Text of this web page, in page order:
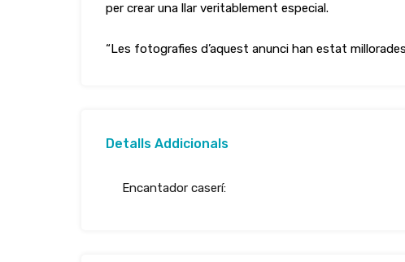
per crear una llar veritablement especial.
“Les fotografies d’aquest anunci han estat
Detalls Addicionals
Encantador caserí: